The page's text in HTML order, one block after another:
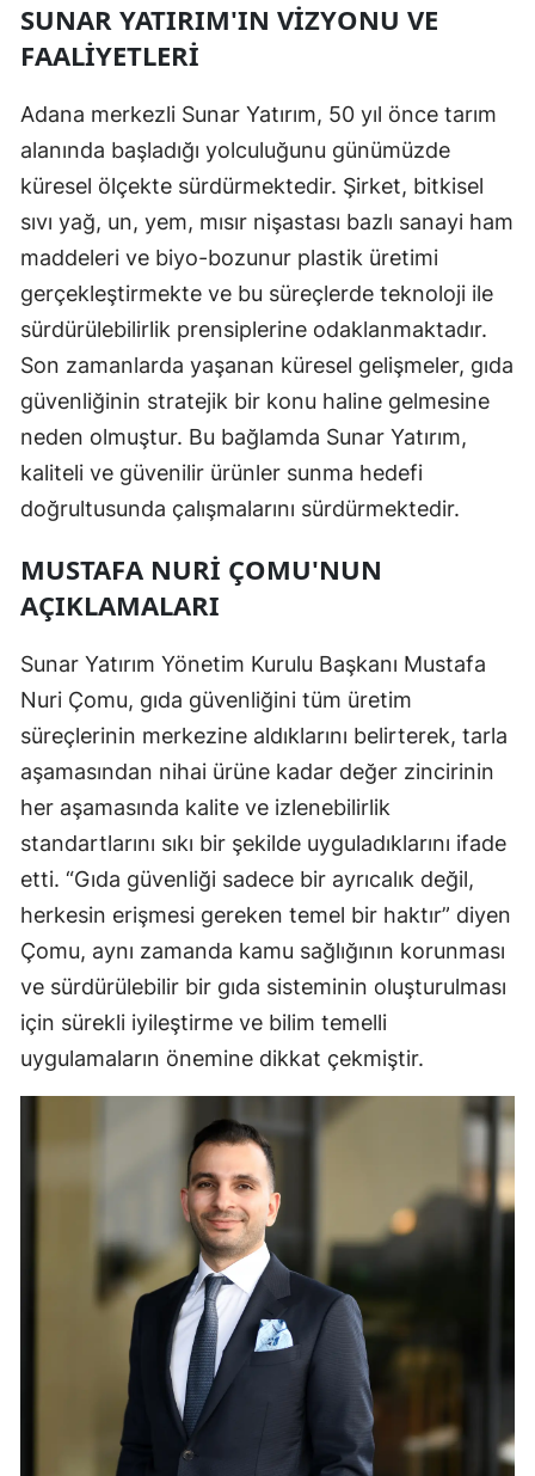
SUNAR YATIRIM'IN VIZYONU VE
FAALIYETLERI
Adana merkezli Sunar Yatırım, 50 yıl önce tarım
alanında başladığı yolculuğunu günümüzde
küresel ölçekte sürdürmektedir. Şirket, bitkisel
sıvı yağ, un, yem, mısır nişastası bazlı sanayi ham
maddeleri ve biyo-bozunur plastik üretimi
gerçekleştirmekte ve bu süreçlerde teknoloji ile
sürdürülebilirlik prensiplerine odaklanmaktadır.
Son zamanlarda yaşanan küresel gelişmeler, gıda
güvenliğinin stratejik bir konu haline gelmesine
neden olmuştur. Bu bağlamda Sunar Yatırım,
kaliteli ve güvenilir ürünler sunma hedefi
doğrultusunda çalışmalarını sürdürmektedir.
MUSTAFA NURI ÇOMU'NUN
AÇIKLAMALARI
Sunar Yatırım Yönetim Kurulu Başkanı Mustafa
Nuri Çomu, gıda güvenliğini tüm üretim
süreçlerinin merkezine aldıklarını belirterek, tarla
aşamasından nihai ürüne kadar değer zincirinin
her aşamasında kalite ve izlenebilirlik
standartlarını sıkı bir şekilde uyguladıklarını ifade
etti. “Gıda güvenliği sadece bir ayrıcalık değil,
herkesin erişmesi gereken temel bir haktır” diyen
Çomu, aynı zamanda kamu sağlığının korunması
ve sürdürülebilir bir gıda sisteminin oluşturulması
için sürekli iyileştirme ve bilim temelli
uygulamaların önemine dikkat çekmiştir.